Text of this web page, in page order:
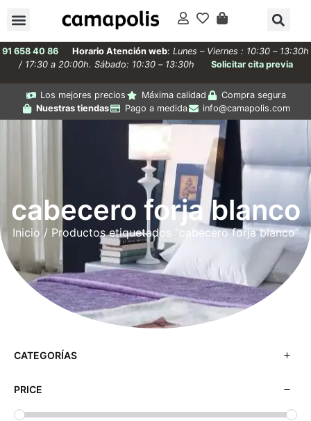
91 658 40 86 Horario Atención web: Lunes – Viernes : 10:30 – 13:30h
/ 17:30 a 20:00h. Sábado: 10:30 – 13:30h
Solicitar cita previa
Los mejores precios Máxima calidad
Compra segura
Nuestras tiendas
Pago a medida info@camapolis.com
cabecero forja blanco
Inicio / Productos etiquetados “cabecero forja blanco”
CATEGORÍAS
PRICE